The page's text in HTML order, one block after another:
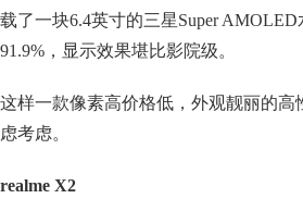
载了一块6.4英寸的三星Super
91.9%，显示效果堪比影院级。
这样一款像素高价格低，外观靓丽的高
虑考虑。
realme X2